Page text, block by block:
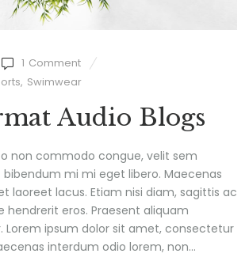
1 Comment
, Swimwear
Audio Blogs
non commodo congue, velit sem
mi mi eget libero. Maecenas
laoreet lacus. Etiam nisi diam, sagittis ac
hendrerit eros. Praesent aliquam
Lorem ipsum dolor sit amet, consectetur
interdum odio lorem, non...